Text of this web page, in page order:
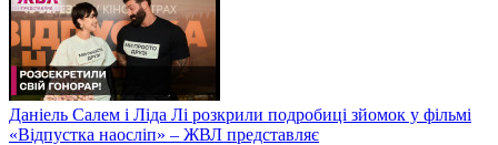
Даніель Салем і Ліда Лі розкрили подробиці зйомок у фільмі
«Відпустка наосліп» – ЖВЛ представляє